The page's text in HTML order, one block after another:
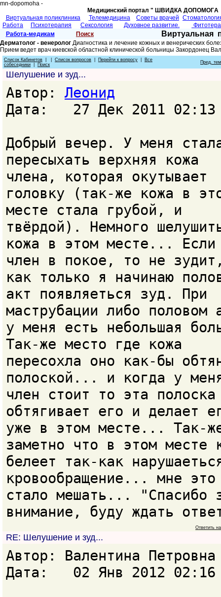
mn-dopomoha -
Медицинский портал " ШВИДКА
Виртуальная поликлиника
Телемедицина Советы врачей
Работа
Психотерапия Сексология Духовное развитие.
Работа-медикам
Поиск Виртуальная
Дерматолог - венеролог Диагностика и лечение кожных и венерических
Прием ведет врач киевской областной клинической больницы Закордонец
Список Кабинетов Список вопросов Перейти к вопросу
Все
собеседники
Поиск Пред.
Шелушение и зуд...
Автор: Леонид
Дата: 27 Дек 2011 02:13
Добрый вечер. У меня
пересыхать верхняя кожа
члена, которая окутывает
головку (так-же кожа в
месте стала грубой, и
твёрдой). Немного
кожа в этом месте... Если
член в покое, то не
как только я начинаю
акт появляеться зуд. При
маструбации либо половом
у меня есть небольшая
Так-же место где кожа
пересохла оно как-бы
полоской... и когда у
член стоит то эта полоска
обтягивает его и делает
уже в этом месте... Так-
заметно что в этом месте
белеет так-как
кровообращение... мне это
стало мешать... "Спасибо
внимание, буду ждать
Ответить
RE: Шелушение и зуд...
Автор: Валентина
Дата: 02 Янв 2012 02:16